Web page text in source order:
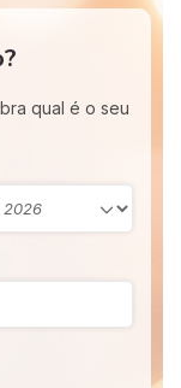
qual é o seu